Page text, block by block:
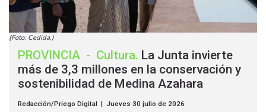
(Foto: Cedida.)
PROVINCIA - Cultura. La Junta invierte
más de 3,3 millones en la conservación y
sostenibilidad de Medina Azahara
Redacción/Priego Digital | Jueves 30 julio de 2026